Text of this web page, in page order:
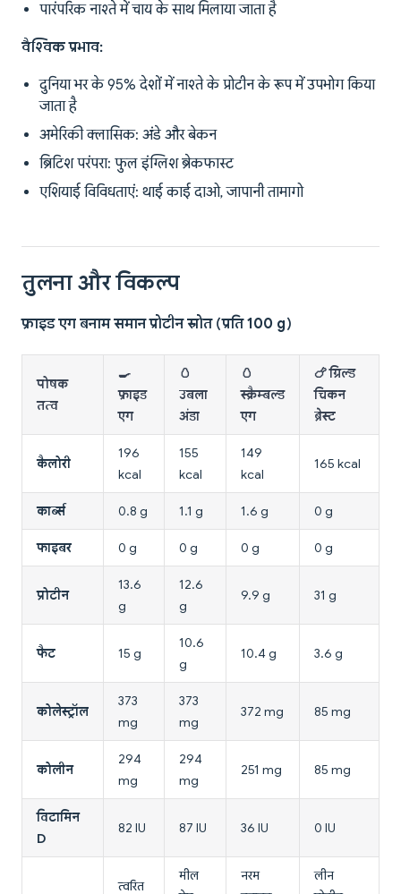
पारंपरिक नाश्ते में चाय के साथ मिलाया जाता है
वैश्विक प्रभाव:
दुनिया भर के 95% देशों में नाश्ते के प्रोटीन के रूप में उपभोग किया
जाता है
अमेरिकी क्लासिक: अंडे और बेकन
ब्रिटिश परंपरा: फुल इंग्लिश ब्रेकफास्ट
एशियाई विविधताएं: थाई काई दाओ, जापानी तामागो
तुलना और विकल्प
फ्राइड एग बनाम समान प्रोटीन स्रोत (प्रति 100 g)
पोषक
तत्व
🍳
फ्राइड
एग
🥚
उबला
अंडा
🥚
स्क्रैम्बल्ड
एग
🍗 ग्रिल्ड
चिकन
ब्रेस्ट
कैलोरी
196
kcal
155
kcal
149
kcal
165 kcal
कार्ब्स 0.8 g 1.1 g 1.6 g 0 g
फाइबर 0 g 0 g 0 g 0 g
प्रोटीन
13.6
g
12.6
g
9.9 g 31 g
फैट 15 g
10.6
g
10.4 g 3.6 g
कोलेस्ट्रॉल
373
mg
373
mg
372 mg 85 mg
कोलीन
294
mg
294
mg
251 mg 85 mg
विटामिन
D
82 IU 87 IU 36 IU 0 IU
त्वरित
मील
नरम
लीन